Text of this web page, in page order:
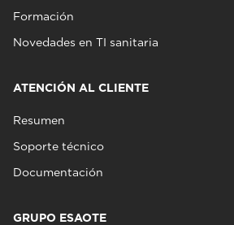
Formación
Novedades en TI sanitaria
ATENCIÓN AL CLIENTE
Resumen
Soporte técnico
Documentación
GRUPO ESAOTE